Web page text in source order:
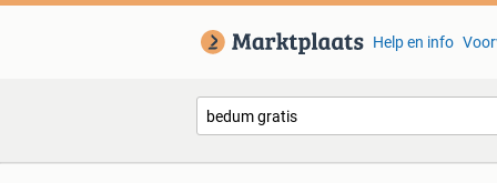
Help en info